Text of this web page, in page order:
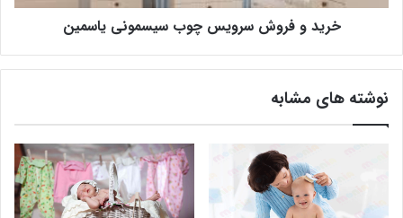
خرید و فروش سرویس چوب سیسمونی یاسمین
نوشته های مشابه